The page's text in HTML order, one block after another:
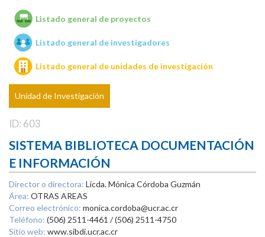
Unidades de investigación
Listado general de proyectos
Listado general de investigadores
Listado general de unidades de investigación
Unidad de Investigación
ID: 603
SISTEMA BIBLIOTECA DOCUMENTACIÓN
E INFORMACIÓN
Director o directora: Licda. Mónica Córdoba Guzmán
Área: OTRAS AREAS
Correo electrónico: monica.cordoba@ucr.ac.cr
Teléfono: (506) 2511-4461 / (506) 2511-4750
Sitio web: www.sibdi.ucr.ac.cr